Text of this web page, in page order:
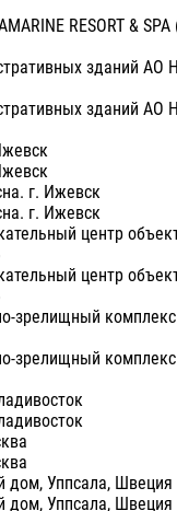
RESORT &
зданий АО
зданий АО
г. Ижевск
г. Ижевск
центр
центр
зрелищный
зрелищный
дом, Уппсала, Швеция
дом, Уппсала, Швеция